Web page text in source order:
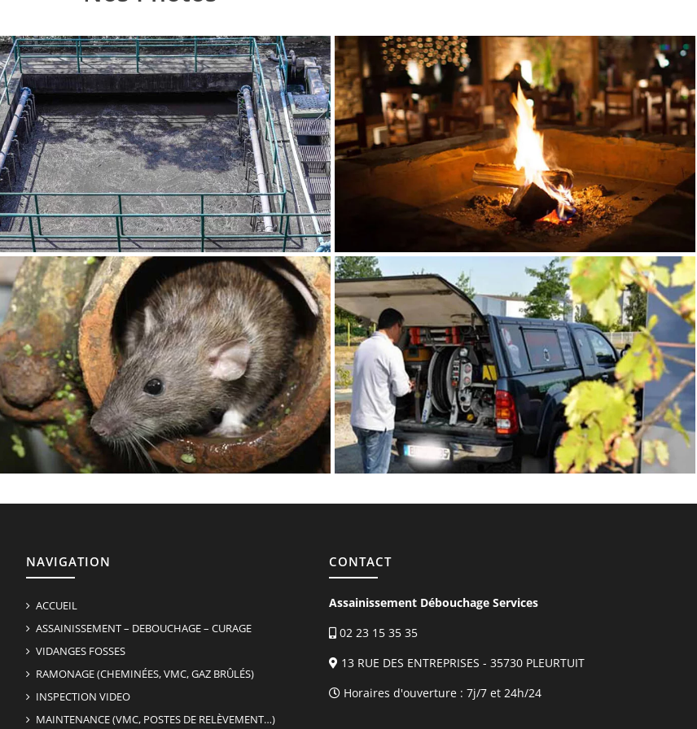
NAVIGATION
ACCUEIL
ASSAINISSEMENT – DEBOUCHAGE – CURAGE
VIDANGES FOSSES
RAMONAGE (CHEMINÉES, VMC, GAZ BRÛLÉS)
INSPECTION VIDEO
MAINTENANCE (VMC, POSTES DE RELÈVEMENT…)
CONTACT
Assainissement Débouchage Services
02 23 15 35 35
13 RUE DES ENTREPRISES - 35730 PLEURTUIT
Horaires d'ouverture : 7j/7 et 24h/24